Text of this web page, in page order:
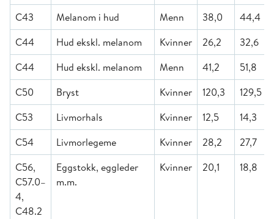
C43
Melanom i hud Menn 38,0
44,4
C44
Hud ekskl. melanom Kvinner 26,2
32,6
C44
Hud ekskl. melanom Menn 41,2
51,8
C50
Bryst Kvinner 120,3
129,5
C53
Livmorhals Kvinner 12,5
14,3
C54
Livmorlegeme Kvinner 28,2
27,7
C56,
C57.0–
4,
C48.2
Eggstokk, eggleder
m.m.
Kvinner 20,1 18,8